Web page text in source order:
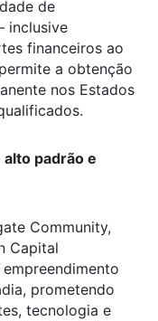
de
inclusive
financeiros ao
a obtenção
nos Estados
padrão e
Community,
Capital
prometendo
tecnologia e